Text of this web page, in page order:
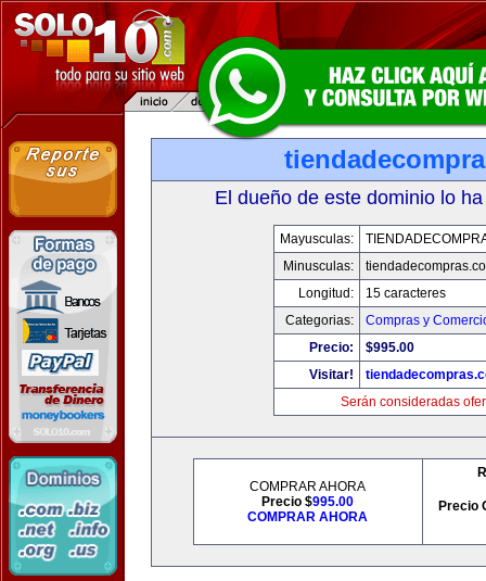
El dueño de este dominio lo
Mayusculas:
Minusculas:
Longitud:
15 caracteres
Categorias:
Compras y
Precio:
$995.00
Visitar!
Serán consideradas
COMPRAR AHORA
Precio $995.00
COMPRAR AHORA
Precio